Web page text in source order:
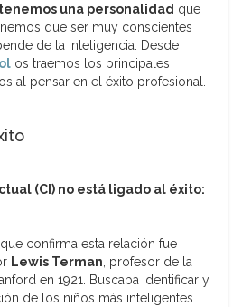
una personalidad que
que ser muy conscientes
de la inteligencia. Desde
os traemos los principales
al pensar en el éxito profesional.
(CI) no está ligado al éxito:
confirma esta relación fue
Lewis Terman, profesor de la
en 1921. Buscaba identificar y
de los niños más inteligentes